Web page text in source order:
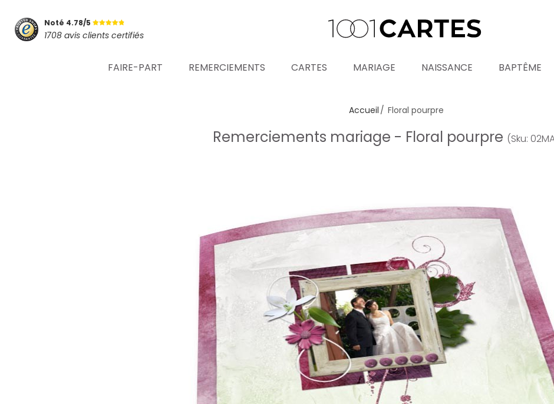
Noté 4.78/5
1708 avis clients certifiés
FAIRE-PART REMERCIEMENTS CARTES MARIAGE NAISSANCE BAPTÊME
Mot de passe oublié ?
SE CONNECTER
Accueil Floral pourpre
Remerciements mariage - Floral pourpre (Sku: